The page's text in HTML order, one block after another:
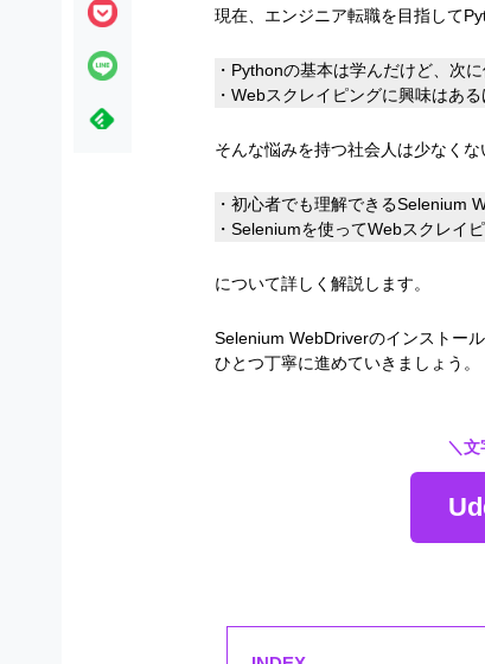
現在、エンジニア転職を目指して
・Pythonの基本は学んだけど、次
・Webスクレイピングに興味はあ
そんな悩みを持つ社会人は少なく
・初心者でも理解できるSelenium
・Seleniumを使ってWebスクレイ
について詳しく解説します。
Selenium WebDriverのインストー
ひとつ丁寧に進めていきましょう。
＼文